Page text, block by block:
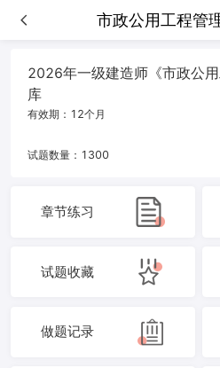
市政公用工程管
市政公用工程管理与实务VIP
2026年一级建造师《市政公
库
有效期： 12个月
试题数量： 1300
章节练习
试题收藏
做题记录